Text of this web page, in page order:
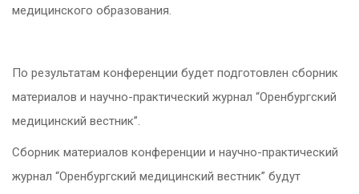
медицинского образования.
По результатам конференции будет подготовлен сборник
материалов и научно-практический журнал “Оренбургский
медицинский вестник”.
Сборник материалов конференции и научно-практический
журнал “Оренбургский медицинский вестник” будут